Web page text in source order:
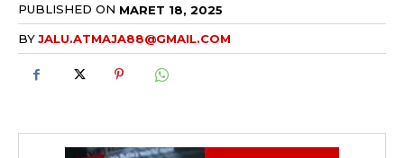
PUBLISHED ON MARET 18, 2025
BYJALU.ATMAJA88@GMAIL.COM